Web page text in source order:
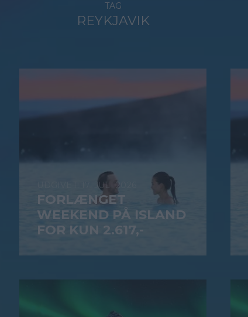
TAG
REYKJAVIK
17. JULI 2026
FORLÆNGET
WEEKEND PÅ ISLAND
FOR KUN 2.617,-